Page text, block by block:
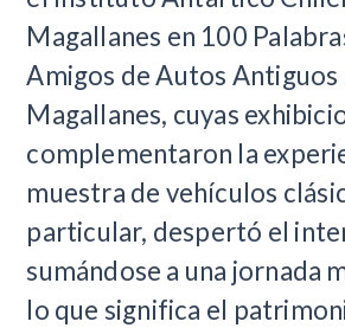
Magallanes en 100
Amigos de Autos Antiguos
Magallanes, cuyas
complementaron la
muestra de vehículos
particular, despertó el
sumándose a una jornada
lo que significa el